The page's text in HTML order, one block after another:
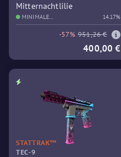
Mitternachtlilie
MINIMALE
GEBRAUCHSSPUREN
14.17%
-57% 951,26 €
400,00 €
STATTRAK™
TEC-9